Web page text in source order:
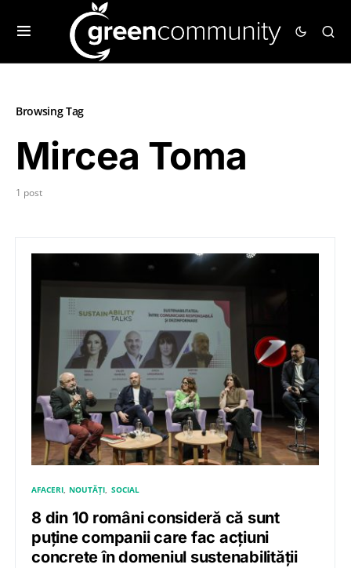
Browsing Tag
Mircea Toma
1 post
AFACERI NOUTĂȚI SOCIAL
8 din 10 români consideră că sunt
puține companii care fac acțiuni
concrete în domeniul sustenabilității